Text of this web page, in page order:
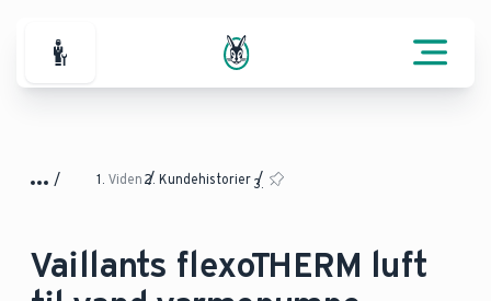
For professionelle
Viden Kundehistorier
Vaillants flexoTHERM luft